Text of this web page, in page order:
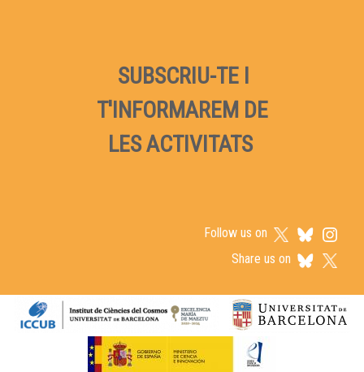
SUBSCRIU-TE I
T'INFORMAREM DE
LES ACTIVITATS
Follow us on
Share us on
Logos footer